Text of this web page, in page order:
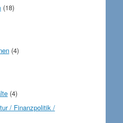
(18)
(4)
(4)
/ Finanzpolitik /